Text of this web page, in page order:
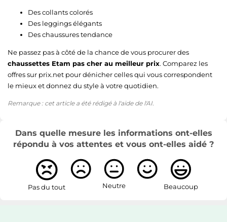
Des collants colorés
Des leggings élégants
Des chaussures tendance
Ne passez pas à côté de la chance de vous procurer des
chaussettes Etam pas cher au meilleur prix. Comparez les
offres sur prix.net pour dénicher celles qui vous correspondent
le mieux et donnez du style à votre quotidien.
Remarque : cet article a été rédigé à l'aide de l'AI.
Dans quelle mesure les informations ont-elles
répondu à vos attentes et vous ont-elles aidé ?
Pas du tout Neutre Beaucoup